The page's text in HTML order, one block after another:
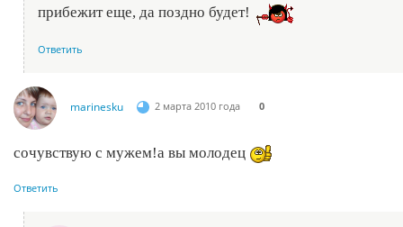
прибежит еще, да поздно будет!
Ответить
marinesku 2 марта 2010 года 0
сочувствую с мужем!а вы молодец
Ответить